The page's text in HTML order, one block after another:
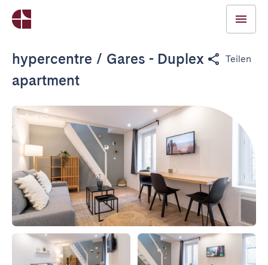
hypercentre / Gares - Duplex
apartment
Teilen